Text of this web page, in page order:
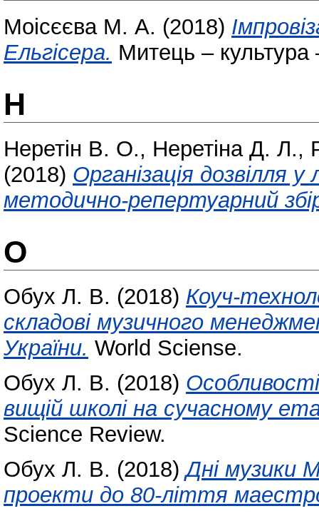
Моісєєва М. А. (2018)
Ельгісера. Митець –
Н
Неретін В. О., Неретіна Д. Л.,
(2018) Організація дозвілля
методично-репертуарний
О
Обух Л. В. (2018) Коуч-
складові музичного
України. World Sciense.
Обух Л. В. (2018)
вищій школі на сучасному
Science Review.
Обух Л. В. (2018)Дні музики
проекти до 80-ліття